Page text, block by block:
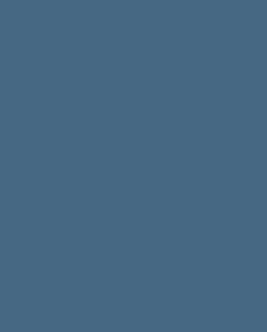
tiek nacionalinius, tiek
(Lotynų Amerika ir Karibų
Konferencijos
Deividas
Nacionalinio demokratijos
„Minėdami
JAV ryšius, bendrus
Išgyvenusi
demokratinių pokyčių
nuosekliai rėmusi
tautoms, siekiančioms
konferencija bus puiki
tiek tarptautinius